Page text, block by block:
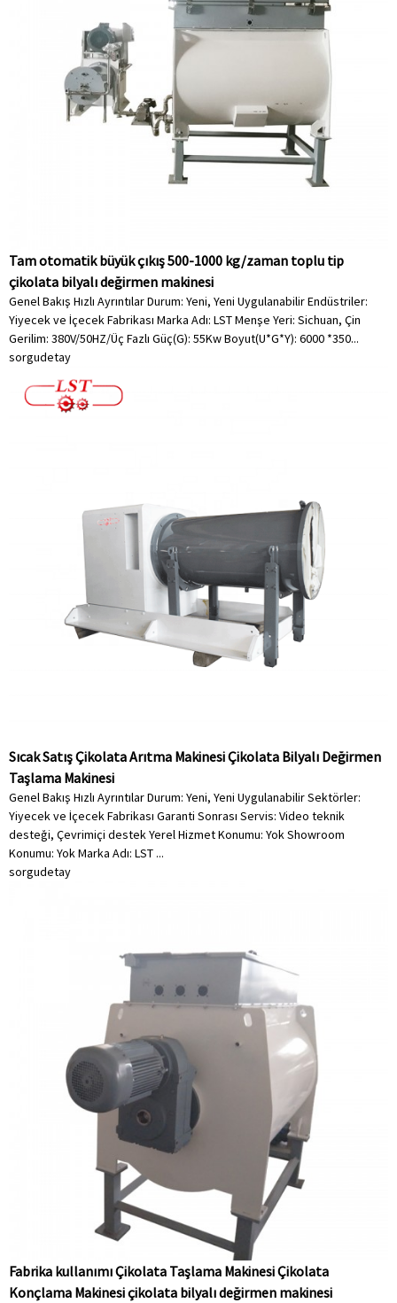
Tam otomatik büyük çıkış 500-1000 kg/zaman toplu tip
çikolata bilyalı değirmen makinesi
Genel Bakış Hızlı Ayrıntılar Durum: Yeni, Yeni Uygulanabilir Endüstriler:
Yiyecek ve İçecek Fabrikası Marka Adı: LST Menşe Yeri: Sichuan, Çin
Gerilim: 380V/50HZ/Üç Fazlı Güç(G): 55Kw Boyut(U*G*Y): 6000 *350...
sorgudetay
Sıcak Satış Çikolata Arıtma Makinesi Çikolata Bilyalı Değirmen
Taşlama Makinesi
Genel Bakış Hızlı Ayrıntılar Durum: Yeni, Yeni Uygulanabilir Sektörler:
Yiyecek ve İçecek Fabrikası Garanti Sonrası Servis: Video teknik
desteği, Çevrimiçi destek Yerel Hizmet Konumu: Yok Showroom
Konumu: Yok Marka Adı: LST ...
sorgudetay
Fabrika kullanımı Çikolata Taşlama Makinesi Çikolata
Konçlama Makinesi çikolata bilyalı değirmen makinesi